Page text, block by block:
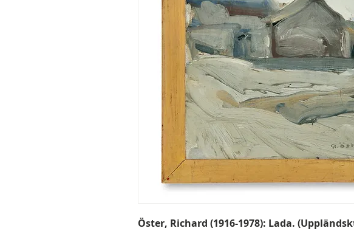
Öster, Richard (1916-1978): Lada.